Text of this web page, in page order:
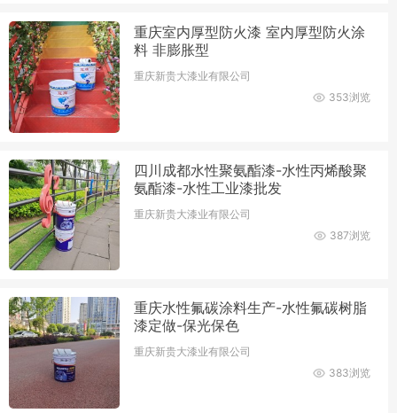
重庆室内厚型防火漆 室内厚型防火涂
料 非膨胀型
重庆新贵大漆业有限公司
353浏览
四川成都水性聚氨酯漆-水性丙烯酸聚
氨酯漆-水性工业漆批发
重庆新贵大漆业有限公司
387浏览
重庆水性氟碳涂料生产-水性氟碳树脂
漆定做-保光保色
重庆新贵大漆业有限公司
383浏览